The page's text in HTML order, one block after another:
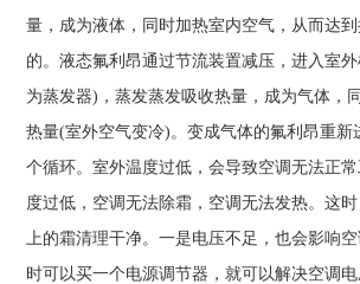
量，成为液体，同时加热室内空气，从而达
的。液态氟利昂通过节流装置减压，进入室
为蒸发器)，蒸发蒸发吸收热量，成为气体，
热量(室外空气变冷)。变成气体的氟利昂重新
个循环。室外温度过低，会导致空调无法正
度过低，空调无法除霜，空调无法发热。这
上的霜清理干净。一是电压不足，也会影响
时可以买一个电源调节器，就可以解决空调电